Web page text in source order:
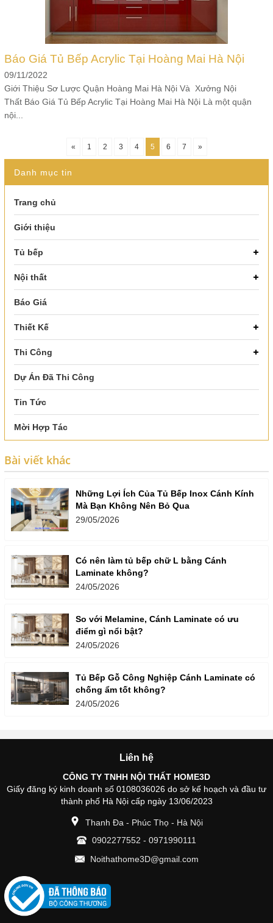
Báo Giá Tủ Bếp Acrylic Tại Hoàng Mai Hà Nội
09/11/2022
Giới Thiệu Sơ Lược Quận Hoàng Mai Hà Nội Và Xưởng Nội
Thất Báo Giá Tủ Bếp Acrylic Tại Hoàng Mai Hà Nội Là một quận
nội...
« 1 2 3 4 5 6 7 »
Danh mục tin
Trang chủ
Giới thiệu
Tủ bếp
Nội thất
Báo Giá
Thiết Kế
Thi Công
Dự Án Đã Thi Công
Tin Tức
Mời Hợp Tác
Bài viết khác
Những Lợi Ích Của Tủ Bếp Inox Cánh Kính
Mà Bạn Không Nên Bỏ Qua
29/05/2026
Có nên làm tủ bếp chữ L bằng Cánh
Laminate không?
24/05/2026
So với Melamine, Cánh Laminate có ưu
điểm gì nổi bật?
24/05/2026
Tủ Bếp Gỗ Công Nghiệp Cánh Laminate có
chống ẩm tốt không?
24/05/2026
Liên hệ
CÔNG TY TNHH NỘI THẤT HOME3D
Giấy đăng ký kinh doanh số 0108036026 do sở kế hoạch và đầu tư
thành phố Hà Nội cấp ngày 13/06/2023
Thanh Đa - Phúc Thọ - Hà Nội
0902277552 - 0971990111
Noithathome3D@gmail.com